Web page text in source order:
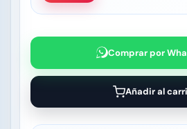
Comprar por
Añadir al